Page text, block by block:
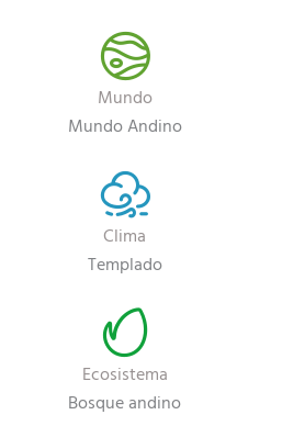
Mundo
Mundo Andino
Clima
Templado
Ecosistema
Bosque andino